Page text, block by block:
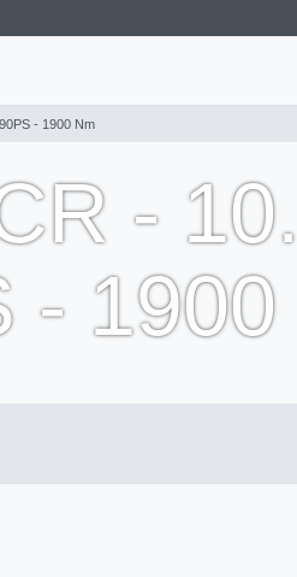
- 1900 Nm
-
- 1900